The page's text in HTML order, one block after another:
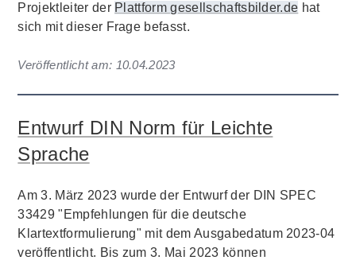
Projektleiter der Plattform gesellschaftsbilder.de hat
sich mit dieser Frage befasst.
Veröffentlicht am: 10.04.2023
Entwurf DIN Norm für Leichte
Sprache
Am 3. März 2023 wurde der Entwurf der DIN SPEC
33429 "Empfehlungen für die deutsche
Klartextformulierung" mit dem Ausgabedatum 2023-04
veröffentlicht. Bis zum 3. Mai 2023 können